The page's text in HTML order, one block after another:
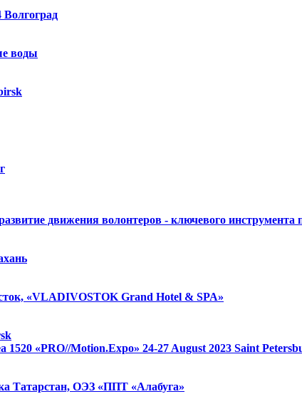
Волгоград
воды
движения волонтеров - ключевого инструмента
«VLADIVOSTOK Grand Hotel & SPA»
1520 «PRO//Motion.Expo» 24-27 August 2023 Saint
Татарстан, ОЭЗ «ППТ «Алабуга»